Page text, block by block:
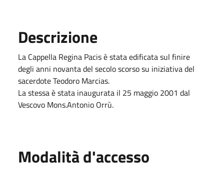
Descrizione
La Cappella Regina Pacis è stata edificata sul finire
degli anni novanta del secolo scorso su iniziativa del
sacerdote Teodoro Marcias.
La stessa è stata inaugurata il 25 maggio 2001 dal
Vescovo Mons.Antonio Orrù.
Modalità d'accesso